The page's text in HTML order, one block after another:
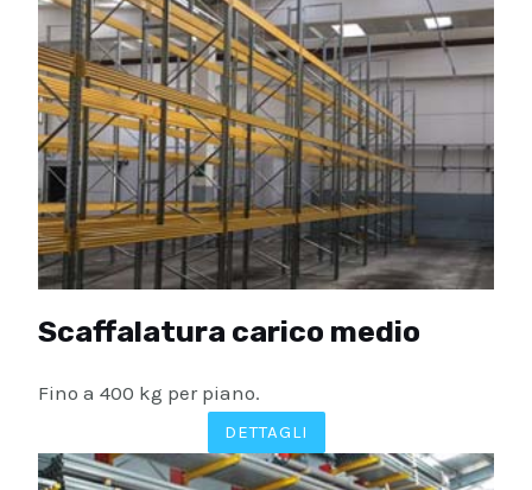
Scaffalatura carico medio
Fino a 400 kg per piano.
DETTAGLI